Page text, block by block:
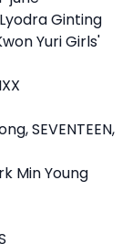
Ginting
Yuri Girls'
SEVENTEEN,
Min Young